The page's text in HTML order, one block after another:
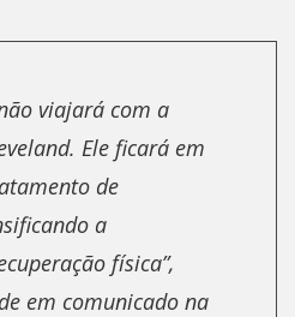
viajará com a
Ele ficará em
de
a
física”,
em comunicado na